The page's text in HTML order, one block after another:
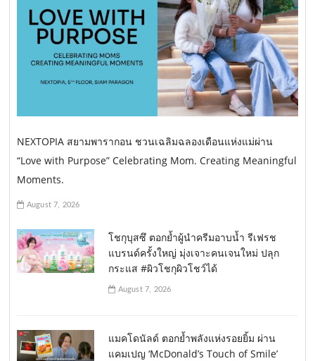
NEXTOPIA สยามพารากอน ชวนเฉลิมฉลองเดือนแห่งแม่ผ่าน
“Love with Purpose” Celebrating Mom. Creating Meaningful
Moments.
August 7, 2026
โชกุบุสซึ ตอกย้ำผู้นำครีมอาบน้ำ รีเฟรช
แบรนด์ครั้งใหญ่ มุ่งเจาะคนเจนใหม่ ปลุก
กระแส #ผิวโชกุผิวโชว์ได้
August 7, 2026
แมคโดนัลด์ ตอกย้ำพลังแห่งรอยยิ้ม ผ่าน
แคมเปญ ‘McDonald’s Touch of Smile’